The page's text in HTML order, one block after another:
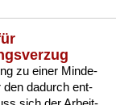
zu ei­ner Min­de­
den da­durch ent­